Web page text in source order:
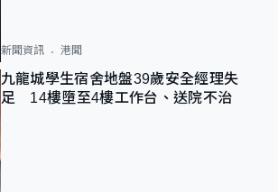
新聞資訊 港聞
九龍城學生宿舍地盤39歲安全經理失
足 14樓墮至4樓工作台、送院不治